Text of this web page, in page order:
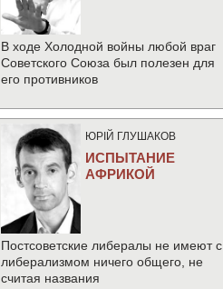
В ходе Холодной войны любой враг
Советского Союза был полезен для
его противников
ЮРIЙ ГЛУШАКОВ
ИСПЫТАНИЕ
АФРИКОЙ
Постсоветские либералы не имеют с
либерализмом ничего общего, не
считая названия